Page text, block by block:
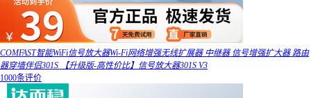
COMFAST智能WiFi信号放大器Wi-Fi网络增强无线扩展器 中继器 信号增强扩大器 路由
器穿墙伴侣301S 【升级版-高性价比】信号放大器301S V3
1000条评价